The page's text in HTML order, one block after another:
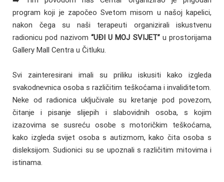
program koji je započeo Svetom misom u našoj kapelici,
nakon čega su naši terapeuti organizirali iskustvenu
radionicu pod nazivom “UÐI U MOJ SVIJET”u prostorijama
Gallery Mall Centra u Čitluku.
Svi zainteresirani imali su priliku iskusiti kako izgleda
svakodnevnica osoba s različitim teškoćama i invaliditetom.
Neke od radionica uključivale su kretanje pod povezom,
čitanje i pisanje slijepih i slabovidnih osoba, s kojim
izazovima se susreću osobe s motoričkim teškoćama,
kako izgleda svijet osoba s autizmom, kako čita osoba s
disleksijom. Sudionici su se upoznali s različitim mitovima i
istinama.